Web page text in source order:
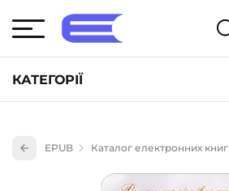
КАТЕГОРІЇ
Книги для дітей (833)
Книги для підлітків (240)
EPUB Каталог електронних книг